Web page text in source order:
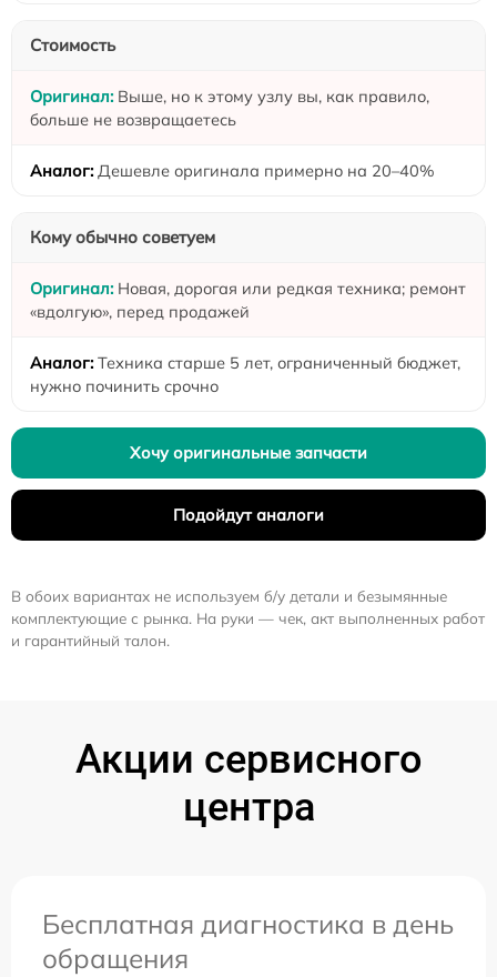
Стоимость
Выше, но к этому узлу вы, как правило,
больше не возвращаетесь
Дешевле оригинала примерно на 20–40%
Кому обычно советуем
Новая, дорогая или редкая техника; ремонт
«вдолгую», перед продажей
Техника старше 5 лет, ограниченный бюджет,
нужно починить срочно
Хочу оригинальные запчасти
Подойдут аналоги
В обоих вариантах не используем б/у детали и безымянные
комплектующие с рынка. На руки — чек, акт выполненных работ
и гарантийный талон.
Акции сервисного
центра
Бесплатная диагностика в день
обращения